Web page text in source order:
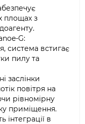
площах з
G:
система встигає
пилу та
заслінки
повітря на
рівномірну
приміщення.
інтеграції в